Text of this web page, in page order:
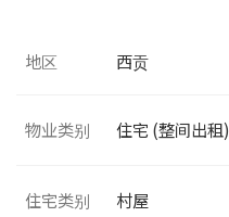
地区 西贡
物业类别 住宅 (整间出租)
住宅类别 村屋